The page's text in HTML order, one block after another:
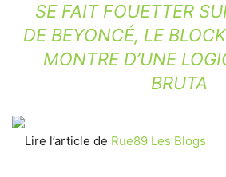
SE FAIT FOUETTER
DE BEYONCÉ, LE
MONTRE D’UNE
BRUTA
Lire l’article de Rue89 Les Blogs